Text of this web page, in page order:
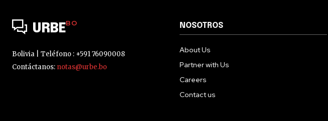
URBEBO
Bolivia | Teléfono : +591 76090008
Contáctanos: notas@urbe.bo
NOSOTROS
About Us
Partner with Us
Careers
Contact us